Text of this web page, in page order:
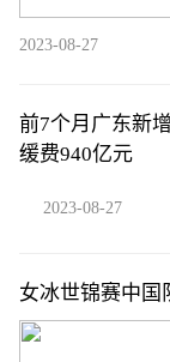
2023-08-27
前7个月广东新
缓费940亿元
2023-08-27
女冰世锦赛中国